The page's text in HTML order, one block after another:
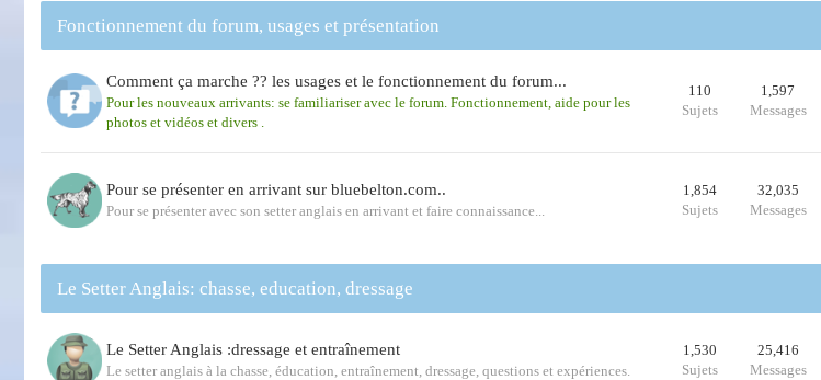
Fonctionnement du forum, usages et présentation
Comment ça marche ?? les usages et le fonctionnement du forum...
Pour les nouveaux arrivants: se familiariser avec le forum. Fonctionnement, aide pour les
photos et vidéos et divers .
110
Sujets
1,597
Messages
Pour se présenter en arrivant sur bluebelton.com..
Pour se présenter avec son setter anglais en arrivant et faire connaissance...
1,854
Sujets
32,035
Messages
Le Setter Anglais: chasse, education, dressage
Le Setter Anglais :dressage et entraînement
Le setter anglais à la chasse, éducation, entraînement, dressage, questions et expériences.
1,530
Sujets
25,416
Messages